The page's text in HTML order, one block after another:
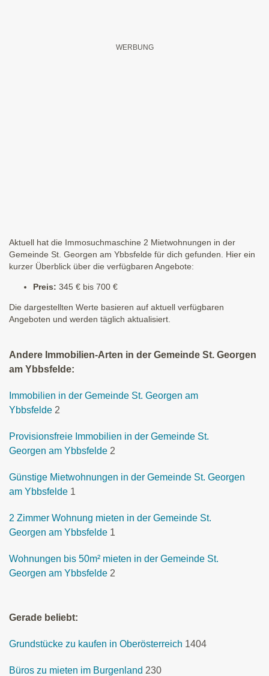
Aktuell hat die Immosuchmaschine 2 Mietwohnungen in der
Gemeinde St. Georgen am Ybbsfelde für dich gefunden. Hier ein
kurzer Überblick über die verfügbaren Angebote:
Preis: 345 € bis 700 €
Die dargestellten Werte basieren auf aktuell verfügbaren
Angeboten und werden täglich aktualisiert.
Andere Immobilien-Arten in der Gemeinde St. Georgen
am Ybbsfelde:
Immobilien in der Gemeinde St. Georgen am
Ybbsfelde 2
Provisionsfreie Immobilien in der Gemeinde St.
Georgen am Ybbsfelde 2
Günstige Mietwohnungen in der Gemeinde St. Georgen
am Ybbsfelde 1
2 Zimmer Wohnung mieten in der Gemeinde St.
Georgen am Ybbsfelde 1
Wohnungen bis 50m² mieten in der Gemeinde St.
Georgen am Ybbsfelde 2
Gerade beliebt:
Grundstücke zu kaufen in Oberösterreich 1404
Büros zu mieten im Burgenland 230